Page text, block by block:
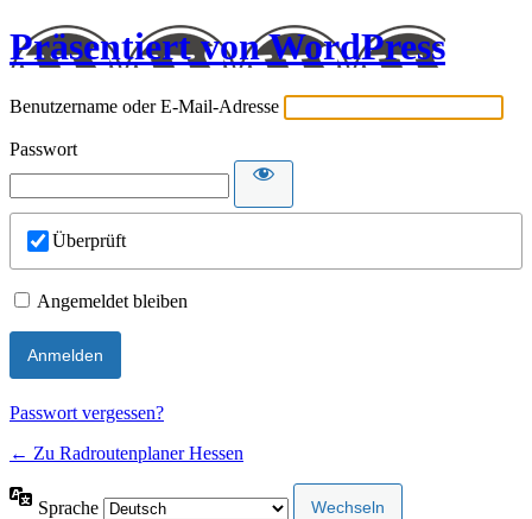
Präsentiert von WordPress
Benutzername oder E-Mail-Adresse
Passwort
Überprüft
Angemeldet bleiben
Passwort vergessen?
← Zu Radroutenplaner Hessen
Sprache